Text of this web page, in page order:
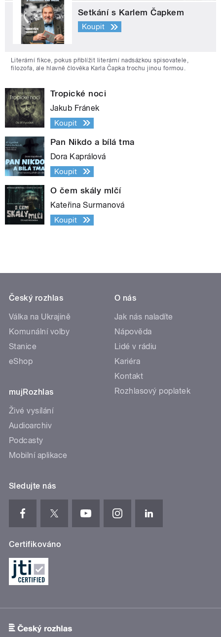
Setkání s Karlem Čapkem
Koupit
Literární fikce, pokus přiblížit literární nadsázkou spisovatele,
filozofa, ale hlavně člověka Karla Čapka trochu jinou formou.
Tropické noci
Jakub Fránek
Koupit
Pan Nikdo a bílá tma
Dora Kaprálová
Koupit
O čem skály mlčí
Kateřina Surmanová
Koupit
Český rozhlas
Válka na Ukrajině
Komunální volby
Stanice
eShop
mujRozhlas
Živé vysílání
Audioarchiv
Podcasty
Mobilní aplikace
O nás
Jak nás naladíte
Nápověda
Lidé v rádiu
Kariéra
Kontakt
Rozhlasový poplatek
Sledujte nás
Certifikováno